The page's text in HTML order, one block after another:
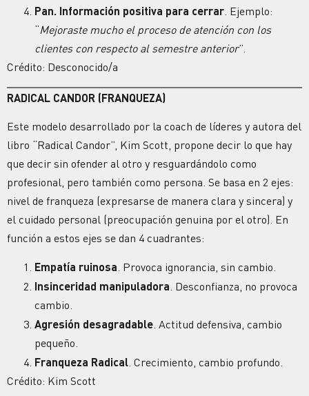
Pan. Información positiva para cerrar. Ejemplo:
“Mejoraste mucho el proceso de atención con los
clientes con respecto al semestre anterior”.
Crédito: Desconocido/a
RADICAL CANDOR (FRANQUEZA)
Este modelo desarrollado por la coach de líderes y autora del
libro “Radical Candor”, Kim Scott, propone decir lo que hay
que decir sin ofender al otro y resguardándolo como
profesional, pero también como persona. Se basa en 2 ejes:
nivel de franqueza (expresarse de manera clara y sincera) y
el cuidado personal (preocupación genuina por el otro). En
función a estos ejes se dan 4 cuadrantes:
Empatía ruinosa. Provoca ignorancia, sin cambio.
Insinceridad manipuladora. Desconfianza, no provoca
cambio.
Agresión desagradable. Actitud defensiva, cambio
pequeño.
Franqueza Radical. Crecimiento, cambio profundo.
Crédito: Kim Scott